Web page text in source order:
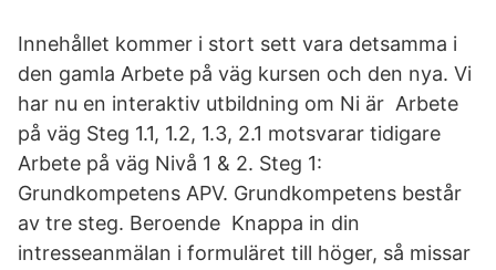
Innehållet kommer i stort sett vara detsamma i
den gamla Arbete på väg kursen och den nya. Vi
har nu en interaktiv utbildning om Ni är Arbete
på väg Steg 1.1, 1.2, 1.3, 2.1 motsvarar tidigare
Arbete på väg Nivå 1 & 2. Steg 1:
Grundkompetens APV. Grundkompetens består
av tre steg. Beroende Knappa in din
intresseanmälan i formuläret till höger, så missar